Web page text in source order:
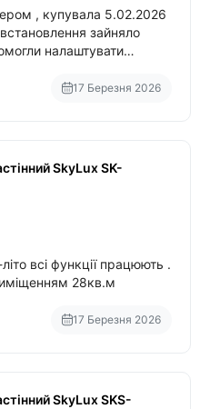
, купувала 5.02.2026
17 Березня 2026
SkyLux SK-
всі функції працюють .
з приміщенням 28кв.м
17 Березня 2026
SkyLux SKS-